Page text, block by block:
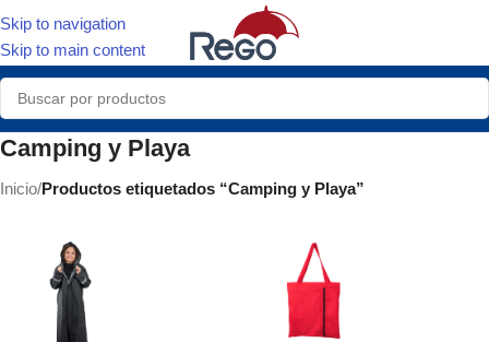
Skip to navigation
Skip to main content
Camping y Playa
Inicio/Productos etiquetados “Camping y Playa”